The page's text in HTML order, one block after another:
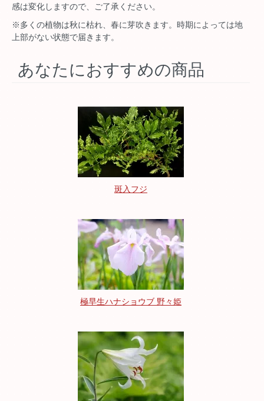
感は変化しますので、ご了承ください。
※多くの植物は秋に枯れ、春に芽吹きます。時期によっては地
上部がない状態で届きます。
あなたにおすすめの商品
斑入フジ
極早生ハナショウブ 野々姫